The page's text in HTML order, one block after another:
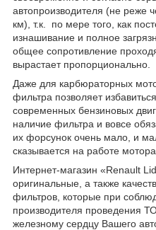
автопроизводителя (не реже
км), т.к. по мере того, как
изнашивание и полное
общее сопротивление
вырастает пропорционально.
Даже для карбюраторных
фильтра позволяет
современных бензиновых
наличие фильтра и вовсе
их форсунок очень мало, и
сказывается на работе мотора.
Интернет-магазин «Renault
оригинальные, а также
фильтров, которые при
производителя проведения
железному сердцу Вашего